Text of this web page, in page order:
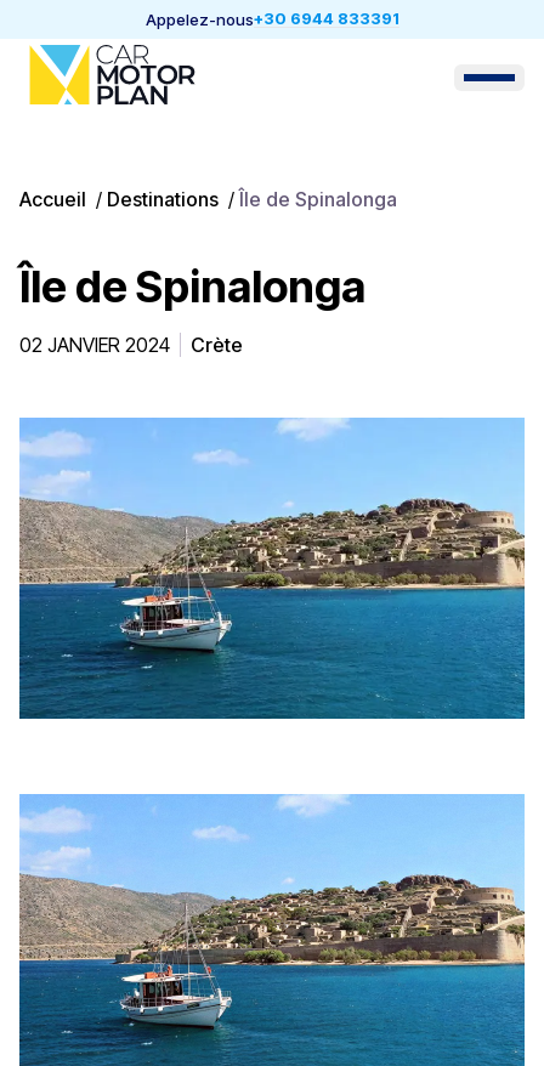
Appelez-nous+30 6944 833391
Accueil / Destinations / Île de Spinalonga
Île de Spinalonga
02 JANVIER 2024 Crète